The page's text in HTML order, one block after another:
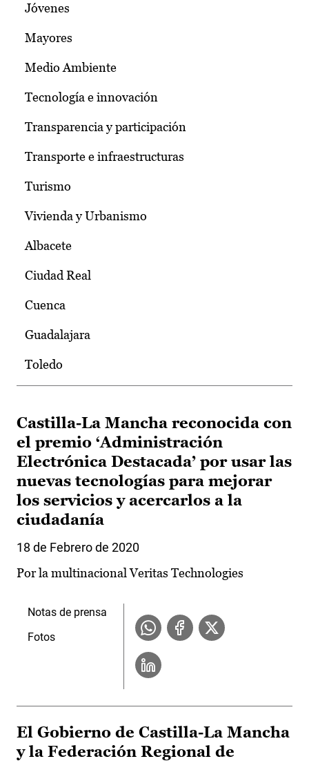
Jóvenes
Mayores
Medio Ambiente
Tecnología e innovación
Transparencia y participación
Transporte e infraestructuras
Turismo
Vivienda y Urbanismo
Albacete
Ciudad Real
Cuenca
Guadalajara
Toledo
Castilla-La Mancha reconocida con
el premio ‘Administración
Electrónica Destacada’ por usar las
nuevas tecnologías para mejorar
los servicios y acercarlos a la
ciudadanía
18 de Febrero de 2020
Por la multinacional Veritas Technologies
Notas de prensa
Fotos
El Gobierno de Castilla-La Mancha
y la Federación Regional de